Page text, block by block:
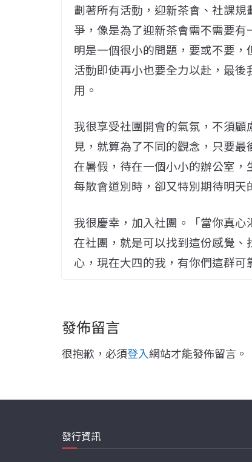
劃著所有活動，迎新茶會、社課
爭，像是為了迎新茶會需不需要
明是一個很小的問題，要或不要
活動即使再小也要全力以赴，最
用。
我很享受社團開會的氣氛，不須
見，就算為了不同的觀念，只要
在暑假，待在一個小小的辦公室
每散會道別時，卻又特別期待明天
我很慶幸，加入社團。「當你真
在社團，就是可以找到這份感覺
心，現在大四的我，有你們這群可
發佈留言
很抱歉，必須登入網站才能發佈留言。
發行資訊